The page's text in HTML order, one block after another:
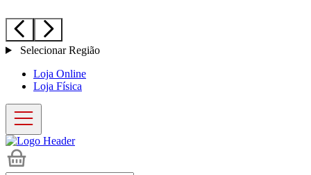
Selecionar Região
Loja Online
Loja Física